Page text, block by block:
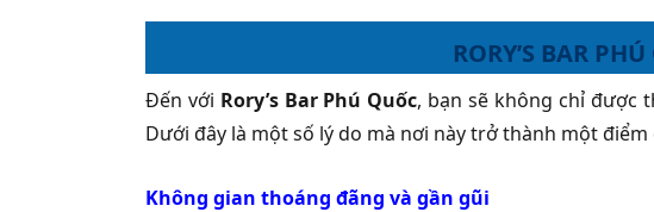
RORY’S BAR
Đến với Rory’s Bar Phú Quốc, bạn sẽ không chỉ được
Dưới đây là một số lý do mà nơi này trở thành một
Không gian thoáng đãng và gần gũi